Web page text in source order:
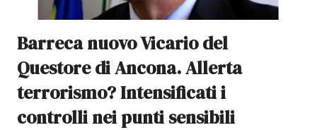
Barreca nuovo Vicario del
Questore di Ancona. Allerta
terrorismo? Intensificati i
controlli nei punti sensibili